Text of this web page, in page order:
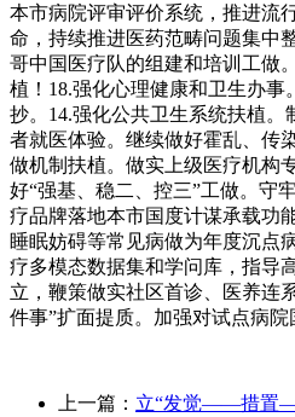
本市病院评审评价系统，推进流
命，持续推进医药范畴问题集中
哥中国医疗队的组建和培训工做
植！18.强化心理健康和卫生办
抄。14.强化公共卫生系统扶植
者就医体验。继续做好霍乱、传
做机制扶植。做实上级医疗机构
好“强基、稳二、控三”工做。守
疗品牌落地本市国度计谋承载功
睡眠妨碍等常见病做为年度沉点
疗多模态数据集和学问库，指导
立，鞭策做实社区首诊、医养连
件事”扩面提质。加强对试点病
上一篇： 立“发觉——措置—